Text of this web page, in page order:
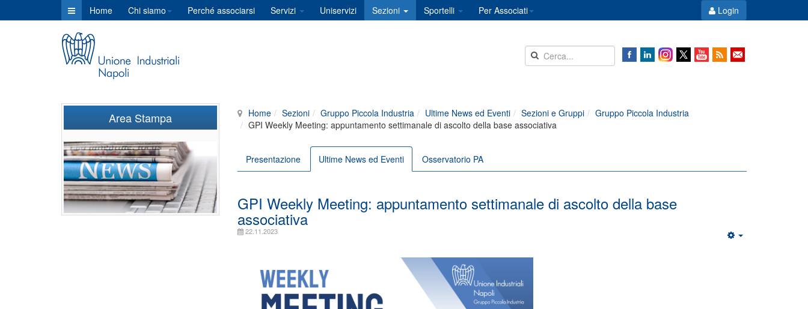
Home Chi siamo Perché associarsi Servizi Uniservizi Sezioni Sportelli Per Associati Login
Home Sezioni Gruppo Piccola Industria Ultime News ed Eventi Sezioni e Gruppi
Gruppo Piccola Industria
GPI Weekly Meeting: appuntamento settimanale di ascolto della base associativa
Presentazione Ultime News ed Eventi Osservatorio PA
GPI Weekly Meeting: appuntamento settimanale di ascolto della base
associativa
22.11.2023
Area Stampa